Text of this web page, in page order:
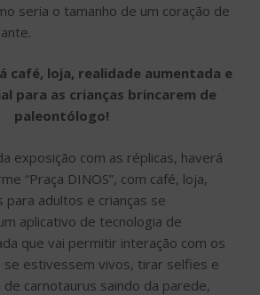
seria o tamanho de um coração de
café, loja, realidade aumentada e
para as crianças brincarem de
paleontólogo!
exposição com as réplicas, haverá
“Praça DINOS”, com café, loja,
para adultos e crianças se
aplicativo de tecnologia de
que vai permitir interação com os
se estivessem vivos, tirar selfies e
carnotaurus saindo da parede,